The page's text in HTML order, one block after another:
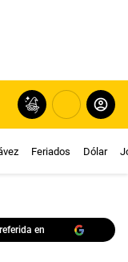
Feriados Dólar
en